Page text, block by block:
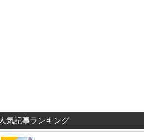
人気記事ランキング